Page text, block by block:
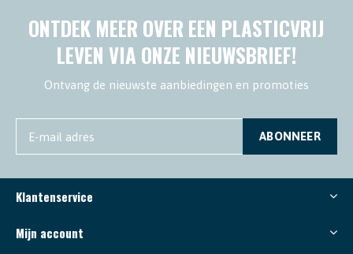
ONTDEK MEER OVER EEN PLASTICVRIJ
LEVEN VIA ONZE NIEUWSBRIEF!
Ontvang de nieuwste aanbiedingen en promoties
ABONNEER
Klantenservice
Mijn account